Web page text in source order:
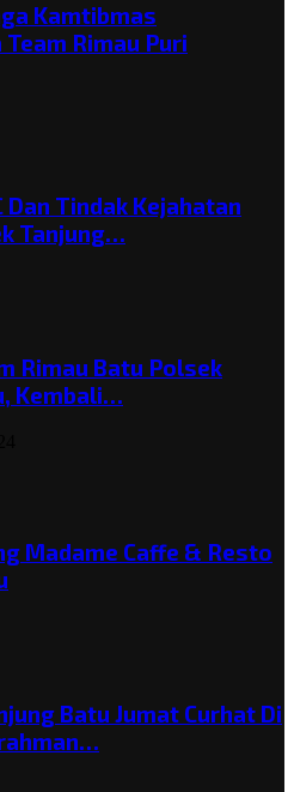
Kamtibmas
Rimau Puri
Tindak Kejahatan
Tanjung…
Rimau Batu Polsek
Kembali…
Madame Caffe & Resto
Batu Jumat Curhat Di